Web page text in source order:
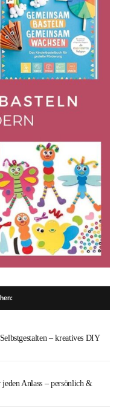
– kreatives DIY
jeden Anlass – persönlich &